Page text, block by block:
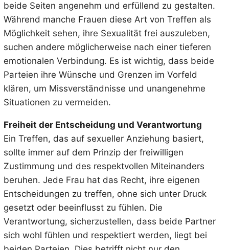
beide Seiten angenehm und erfüllend zu gestalten.
Während manche Frauen diese Art von Treffen als
Möglichkeit sehen, ihre Sexualität frei auszuleben,
suchen andere möglicherweise nach einer tieferen
emotionalen Verbindung. Es ist wichtig, dass beide
Parteien ihre Wünsche und Grenzen im Vorfeld
klären, um Missverständnisse und unangenehme
Situationen zu vermeiden.
Freiheit der Entscheidung und Verantwortung
Ein Treffen, das auf sexueller Anziehung basiert,
sollte immer auf dem Prinzip der freiwilligen
Zustimmung und des respektvollen Miteinanders
beruhen. Jede Frau hat das Recht, ihre eigenen
Entscheidungen zu treffen, ohne sich unter Druck
gesetzt oder beeinflusst zu fühlen. Die
Verantwortung, sicherzustellen, dass beide Partner
sich wohl fühlen und respektiert werden, liegt bei